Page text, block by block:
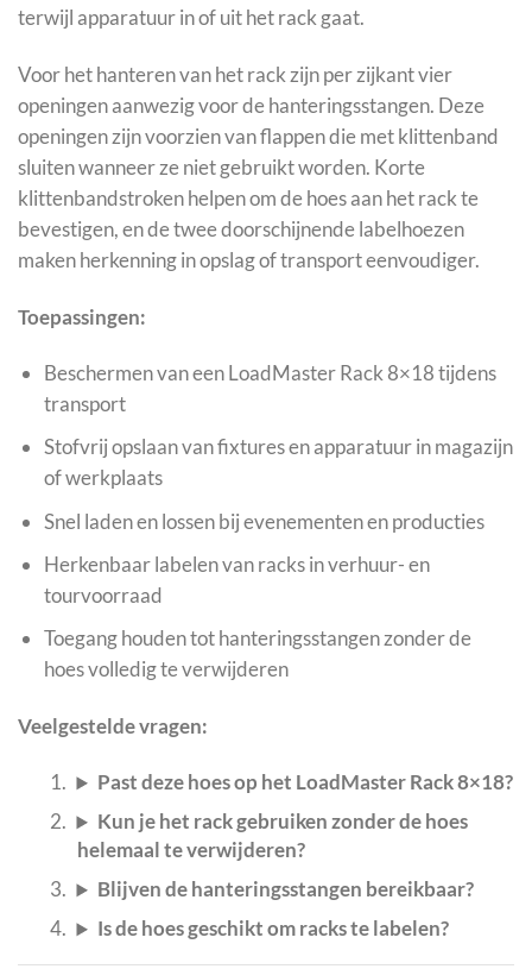
terwijl apparatuur in of uit het rack gaat.
Voor het hanteren van het rack zijn per zijkant vier
openingen aanwezig voor de hanteringsstangen. Deze
openingen zijn voorzien van flappen die met klittenband
sluiten wanneer ze niet gebruikt worden. Korte
klittenbandstroken helpen om de hoes aan het rack te
bevestigen, en de twee doorschijnende labelhoezen
maken herkenning in opslag of transport eenvoudiger.
Toepassingen:
Beschermen van een LoadMaster Rack 8×18 tijdens
transport
Stofvrij opslaan van fixtures en apparatuur in magazijn
of werkplaats
Snel laden en lossen bij evenementen en producties
Herkenbaar labelen van racks in verhuur- en
tourvoorraad
Toegang houden tot hanteringsstangen zonder de
hoes volledig te verwijderen
Veelgestelde vragen:
Past deze hoes op het LoadMaster Rack 8×18?
Kun je het rack gebruiken zonder de hoes
helemaal te verwijderen?
Blijven de hanteringsstangen bereikbaar?
Is de hoes geschikt om racks te labelen?